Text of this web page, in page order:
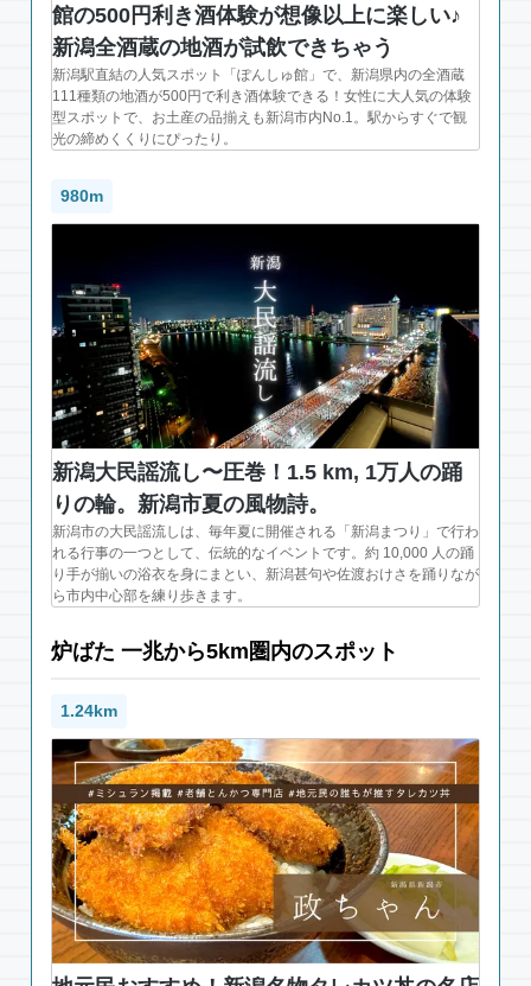
館の500円利き酒体験が想像以上に楽しい♪
新潟全酒蔵の地酒が試飲できちゃう
新潟駅直結の人気スポット「ぽんしゅ館」で、新潟県内の全酒蔵
111種類の地酒が500円で利き酒体験できる！女性に大人気の体験
型スポットで、お土産の品揃えも新潟市内No.1。駅からすぐで観
光の締めくくりにぴったり。
980m
新潟大民謡流し〜圧巻！1.5 km, 1万人の踊
りの輪。新潟市夏の風物詩。
新潟市の大民謡流しは、毎年夏に開催される「新潟まつり」で行わ
れる行事の一つとして、伝統的なイベントです。約 10,000 人の踊
り手が揃いの浴衣を身にまとい、新潟甚句や佐渡おけさを踊りなが
ら市内中心部を練り歩きます。
炉ばた 一兆から5km圏内のスポット
1.24km